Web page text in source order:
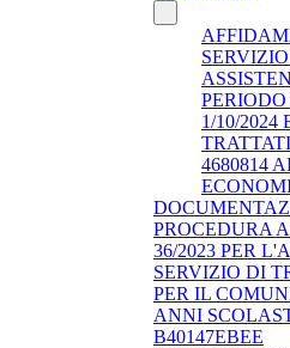
1/10/2024
4680814
PROCEDURA
36/2023 PER
SERVIZIO DI
PER IL
ANNI
B40147EBEE